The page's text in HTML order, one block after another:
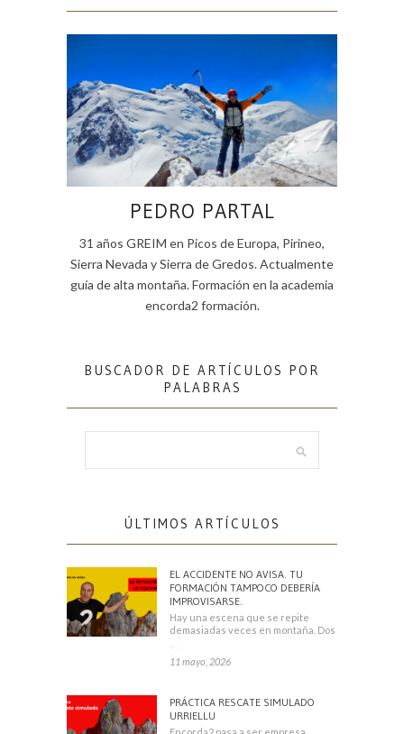
PEDRO PARTAL
31 años GREIM en Picos de Europa, Pirineo,
Sierra Nevada y Sierra de Gredos. Actualmente
guía de alta montaña. Formación en la academia
encorda2 formación.
BUSCADOR DE ARTÍCULOS POR
PALABRAS
ÚLTIMOS ARTÍCULOS
EL ACCIDENTE NO AVISA. TU
FORMACIÓN TAMPOCO DEBERÍA
IMPROVISARSE.
Hay una escena que se repite
demasiadas veces en montaña. Dos
11 mayo, 2026
PRÁCTICA RESCATE SIMULADO
URRIELLU
Encorda2 pasa a ser empresa